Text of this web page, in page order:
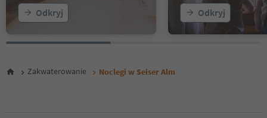
Odkryj Odkryj
Zakwaterowanie Noclegi w Seiser Alm